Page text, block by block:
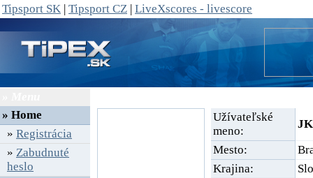
Tipsport SK | Tipsport CZ | LiveXscores - livescore
» Home
» Registrácia
» Zabudnuté
heslo
Užívateľské
meno:
JK
Mesto:
Krajina: